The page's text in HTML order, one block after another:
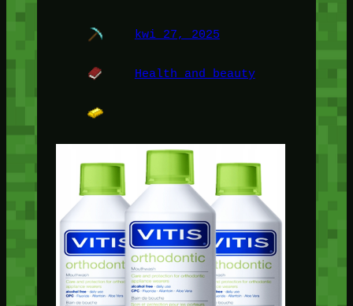
kwi 27, 2025
Health and beauty